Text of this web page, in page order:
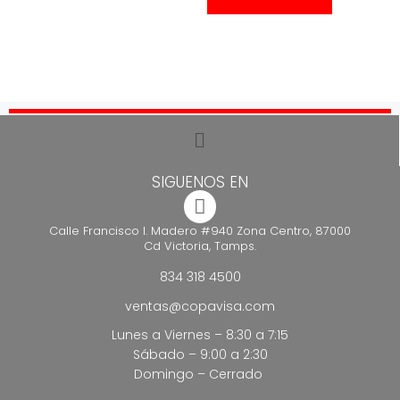
SIGUENOS EN
Calle Francisco I. Madero #940 Zona Centro, 87000
Cd Victoria, Tamps.
834 318 4500
ventas@copavisa.com
Lunes a Viernes – 8:30 a 7:15
Sábado – 9:00 a 2:30
Domingo – Cerrado